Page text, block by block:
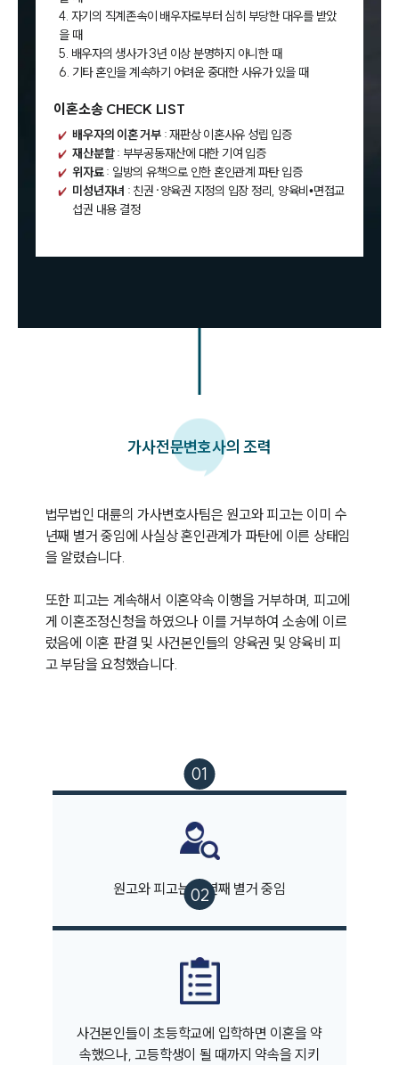
부소개
대륜의 강점
오시는 길
글로벌 파트너 로펌
고객의 소리
통합검색
AI대륜
4. 자기의 직계존속이 배우자로부터 심히 부당한 대우를 받았
을 때
5. 배우자의 생사가 3년 이상 분명하지 아니한 때
6. 기타 혼인을 계속하기 어려운 중대한 사유가 있을 때
이혼소송 CHECK LIST
배우자의 이혼 거부: 재판상 이혼사유 성립 입증
재산분할: 부부공동재산에 대한 기여 입증
위자료: 일방의 유책으로 인한 혼인관계 파탄 입증
미성년자녀 : 친권·양육권 지정의 입장 정리, 양육비•면접교
섭권 내용 결정
가사전문변호사의 조력
법무법인 대륜의 가사변호사팀은 원고와 피고는 이미 수
년째 별거 중임에 사실상 혼인관계가 파탄에 이른 상태임
을 알렸습니다.
또한 피고는 계속해서 이혼약속 이행을 거부하며, 피고에
게 이혼조정신청을 하였으나 이를 거부하여 소송에 이르
렀음에 이혼 판결 및 사건본인들의 양육권 및 양육비 피
고 부담을 요청했습니다.
원고와 피고는 수년째 별거 중임
사건본인들이 초등학교에 입학하면 이혼을 약
속했으나, 고등학생이 될 때까지 약속을 지키